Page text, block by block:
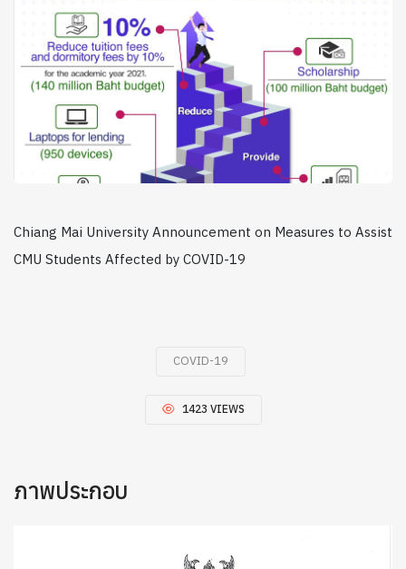
Chiang Mai University Announcement on Measures to Assist
CMU Students Affected by COVID-19
COVID-19
1423 VIEWS
ภาพประกอบ